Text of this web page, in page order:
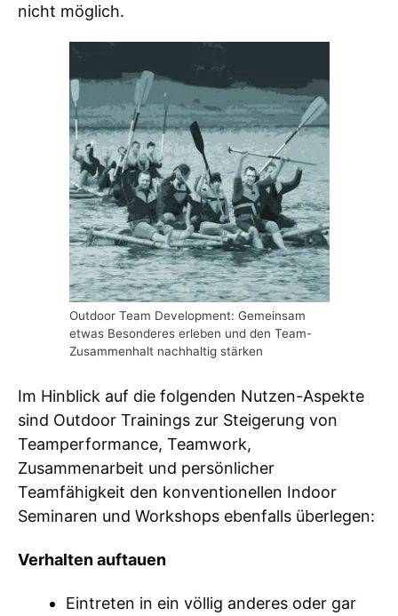
nicht möglich.
Outdoor Team Development: Gemeinsam
etwas Besonderes erleben und den Team-
Zusammenhalt nachhaltig stärken
Im Hinblick auf die folgenden Nutzen-Aspekte
sind Outdoor Trainings zur Steigerung von
Teamperformance, Teamwork,
Zusammenarbeit und persönlicher
Teamfähigkeit den konventionellen Indoor
Seminaren und Workshops ebenfalls überlegen:
Verhalten auftauen
Eintreten in ein völlig anderes oder gar